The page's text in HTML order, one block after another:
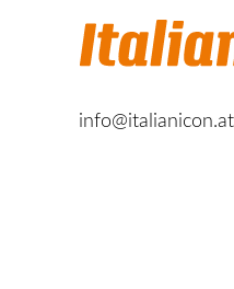
info@italianicon.at